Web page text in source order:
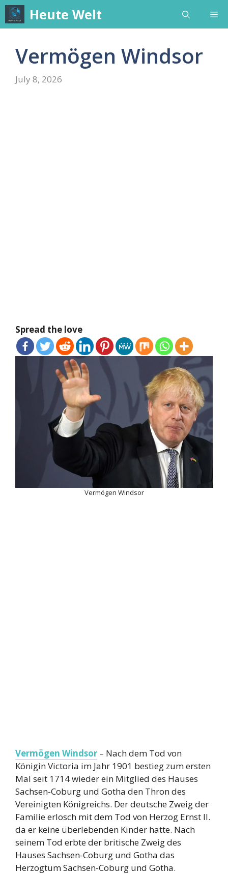
Skip
content
Heute Welt
Vermögen Windsor
July 8, 2026
Spread the love
Vermögen Windsor
Vermögen Windsor – Nach dem Tod von
Königin Victoria im Jahr 1901 bestieg zum ersten
Mal seit 1714 wieder ein Mitglied des Hauses
Sachsen-Coburg und Gotha den Thron des
Vereinigten Königreichs. Der deutsche Zweig der
Familie erlosch mit dem Tod von Herzog Ernst II.
da er keine überlebenden Kinder hatte. Nach
seinem Tod erbte der britische Zweig des
Hauses Sachsen-Coburg und Gotha das
Herzogtum Sachsen-Coburg und Gotha.